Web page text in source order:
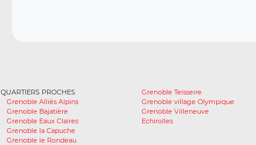
QUARTIERS PROCHES
Grenoble Alliés Alpins
Grenoble Bajatière
Grenoble Eaux Claires
Grenoble la Capuche
Grenoble le Rondeau
Grenoble Teisseire
Grenoble village Olympique
Grenoble Villeneuve
Echirolles